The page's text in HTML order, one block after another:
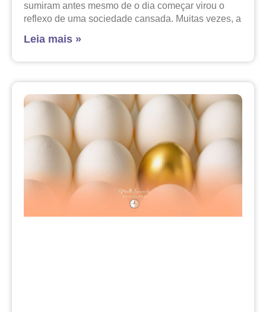
sumiram antes mesmo de o dia começar virou o
reflexo de uma sociedade cansada. Muitas vezes, a
Leia mais »